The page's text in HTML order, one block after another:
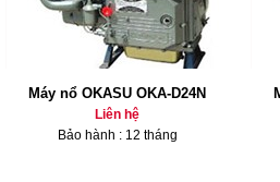
Máy nổ OKASU OKA-D24N
Liên hệ
Bảo hành : 12 tháng